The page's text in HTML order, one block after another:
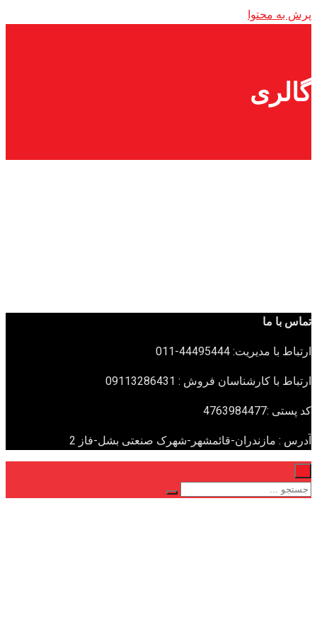
پرش به محتوا
گالری
تماس با ما
ارتباط با مدیریت: 44495444-011
ارتباط با کارشناسان فروش : 09113286431
کد پستی :4763984477
آدرس : مازندران-قائمشهر-شهرک صنعتی بشل-فاز 2